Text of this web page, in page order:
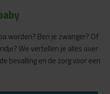
worden? Ben je zwanger? Of
We vertellen je alles over
bevalling en de zorg voor een